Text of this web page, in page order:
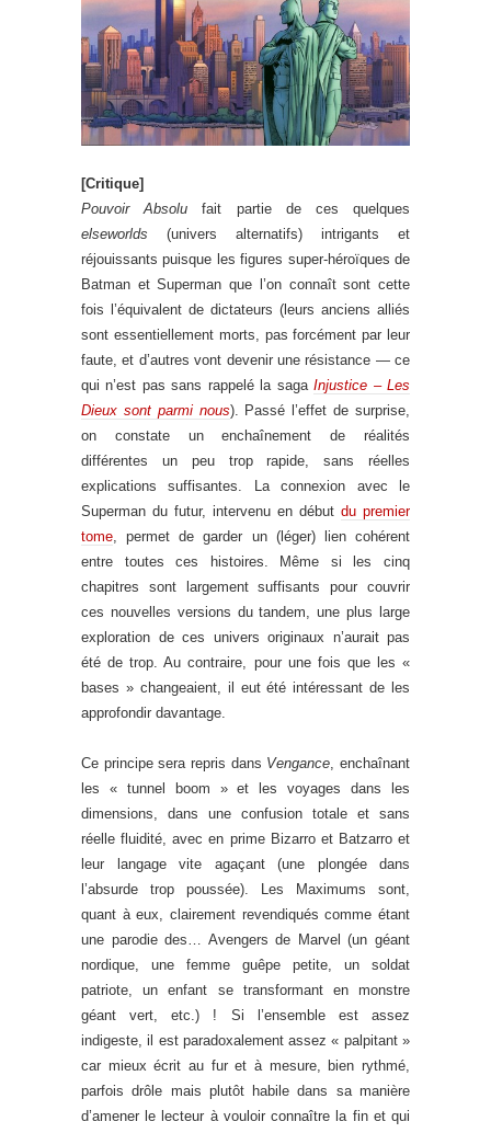
[Critique]
Pouvoir Absolu fait partie de ces quelques
elseworlds (univers alternatifs) intrigants et
réjouissants puisque les figures super-héroïques de
Batman et Superman que l’on connaît sont cette
fois l’équivalent de dictateurs (leurs anciens alliés
sont essentiellement morts, pas forcément par leur
faute, et d’autres vont devenir une résistance — ce
qui n’est pas sans rappelé la sagaInjustice – Les
Dieux sont parmi nous). Passé l’effet de surprise,
on constate un enchaînement de réalités
différentes un peu trop rapide, sans réelles
explications suffisantes. La connexion avec le
Superman du futur, intervenu en début du premier
tome, permet de garder un (léger) lien cohérent
entre toutes ces histoires. Même si les cinq
chapitres sont largement suffisants pour couvrir
ces nouvelles versions du tandem, une plus large
exploration de ces univers originaux n’aurait pas
été de trop. Au contraire, pour une fois que les «
bases » changeaient, il eut été intéressant de les
approfondir davantage.
Ce principe sera repris dans Vengance, enchaînant
les « tunnel boom » et les voyages dans les
dimensions, dans une confusion totale et sans
réelle fluidité, avec en prime Bizarro et Batzarro et
leur langage vite agaçant (une plongée dans
l’absurde trop poussée). Les Maximums sont,
quant à eux, clairement revendiqués comme étant
une parodie des… Avengers de Marvel (un géant
nordique, une femme guêpe petite, un soldat
patriote, un enfant se transformant en monstre
géant vert, etc.) ! Si l’ensemble est assez
indigeste, il est paradoxalement assez « palpitant »
car mieux écrit au fur et à mesure, bien rythmé,
parfois drôle mais plutôt habile dans sa manière
d’amener le lecteur à vouloir connaître la fin et qui